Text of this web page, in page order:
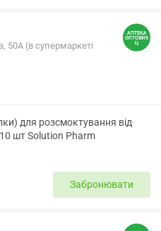
50А (в супермаркеті
для розсмоктування від
шт Solution Pharm
Забронювати